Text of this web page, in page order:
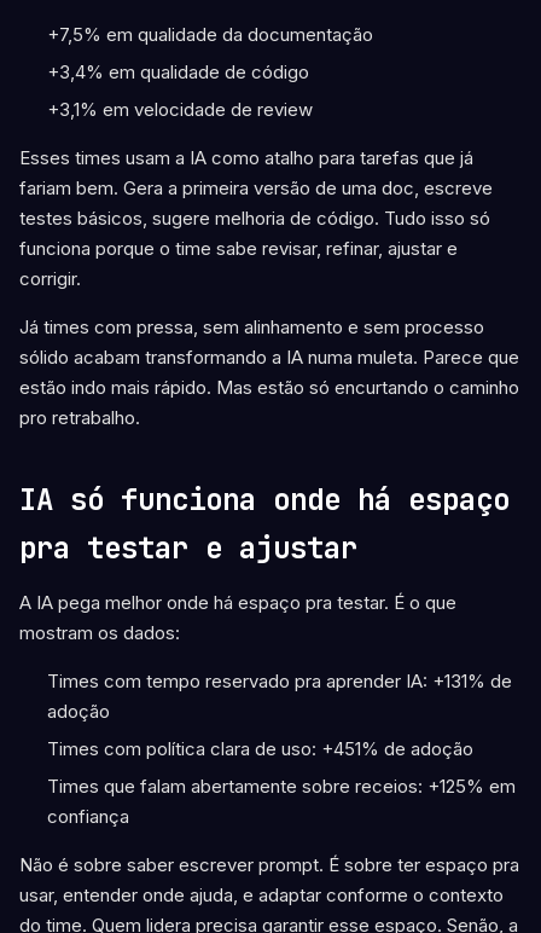
+7,5% em qualidade da documentação
+3,4% em qualidade de código
+3,1% em velocidade de review
Esses times usam a IA como atalho para tarefas que já
fariam bem. Gera a primeira versão de uma doc, escreve
testes básicos, sugere melhoria de código. Tudo isso só
funciona porque o time sabe revisar, refinar, ajustar e
corrigir.
Já times com pressa, sem alinhamento e sem processo
sólido acabam transformando a IA numa muleta. Parece que
estão indo mais rápido. Mas estão só encurtando o caminho
pro retrabalho.
IA só funciona onde há espaço
pra testar e ajustar
A IA pega melhor onde há espaço pra testar. É o que
mostram os dados:
Times com tempo reservado pra aprender IA: +131% de
adoção
Times com política clara de uso: +451% de adoção
Times que falam abertamente sobre receios: +125% em
confiança
Não é sobre saber escrever prompt. É sobre ter espaço pra
usar, entender onde ajuda, e adaptar conforme o contexto
do time. Quem lidera precisa garantir esse espaço. Senão, a